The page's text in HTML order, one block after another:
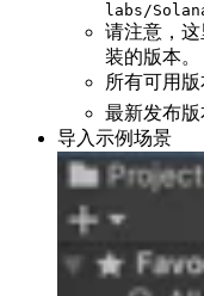
labs/
请注意，
装的版本。
所有可用
最新发布版
导入示例场景